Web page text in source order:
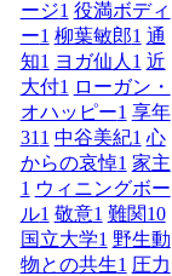
ージ1 役満ボディ
ー1 柳葉敏郎1 通
知1 ヨガ仙人 1 近
大付1 ローガン・
オハッピー1 享年
31 1 中谷美紀1 心
からの哀悼1 家主
1 ウィニングボー
ル1 敬意1 難関10
国立大学1 野生動
物との共生1 圧力